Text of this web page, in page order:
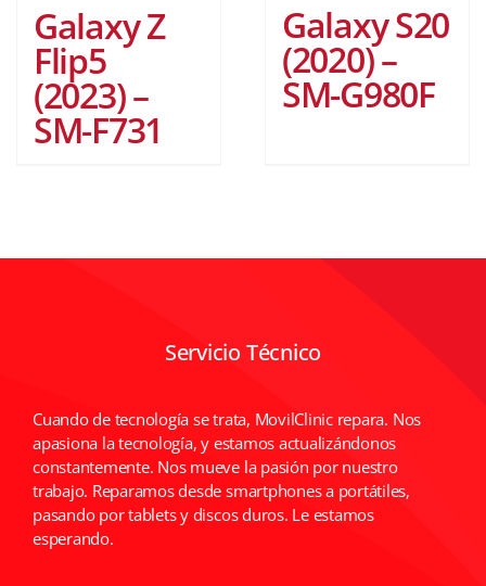
Galaxy Z
Flip5
(2023) –
SM-F731
Galaxy S20
(2020) –
SM-G980F
Servicio Técnico
Cuando de tecnología se trata, MovilClinic repara. Nos
apasiona la tecnología, y estamos actualizándonos
constantemente. Nos mueve la pasión por nuestro
trabajo. Reparamos desde smartphones a portátiles,
pasando por tablets y discos duros. Le estamos
esperando.